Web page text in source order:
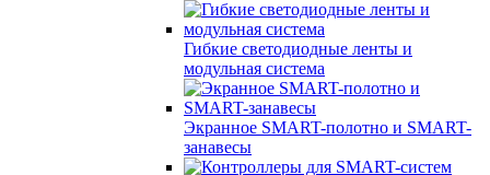
Гибкие светодиодные ленты и
модульная система
Экранное SMART-полотно и SMART-
занавесы